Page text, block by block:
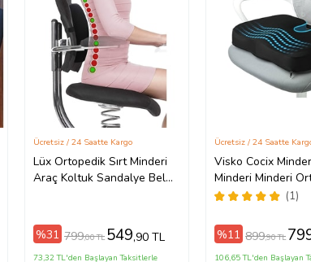
Lüx Ortopedik Sırt Minderi
Araç Koltuk Sandalye Bel
Ücretsiz / 24 Saatte Kargo
%31 799,00 TL 549,90 TL
73,32 TL'den Başlayan Taksitlerle
Visko Cocix
Minderi Minderi
Oturma Minderi(1)
Ücretsiz / 24 Saatte
%11 899,90 TL
106,65 TL'den Başlayan